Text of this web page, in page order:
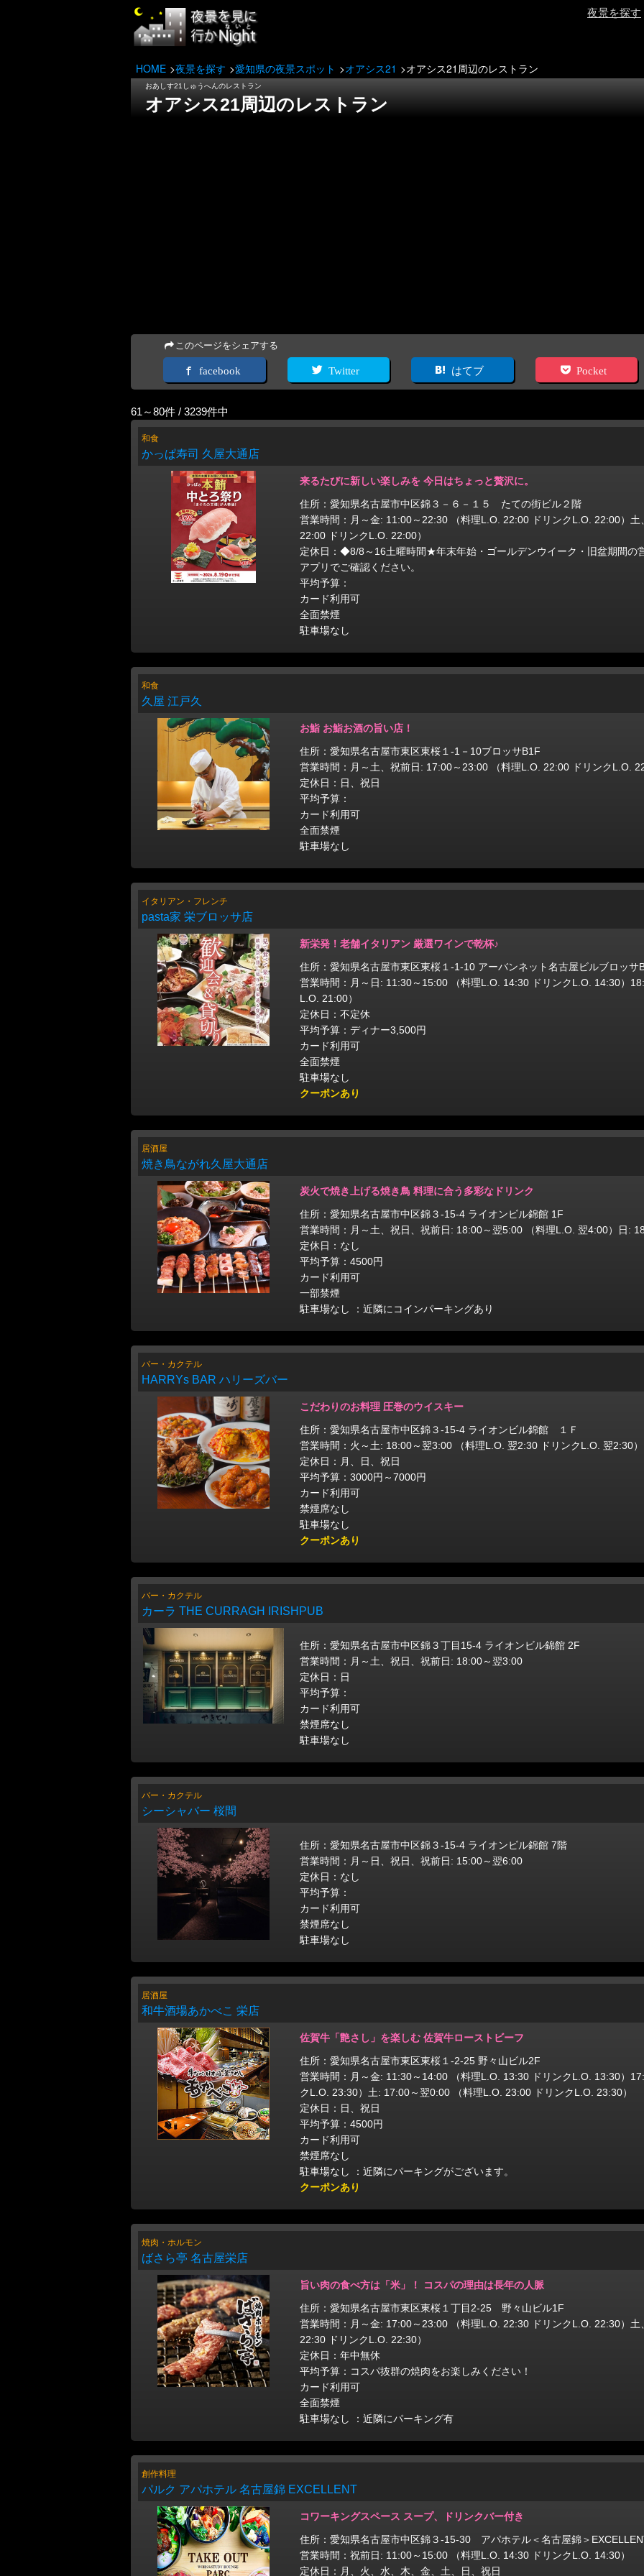
夜景を探す
HOME 夜景を探す 愛知県の夜景スポット オアシス21 オアシス21周辺のレストラン
おあしす21しゅうへんのレストラン
オアシス21周辺のレストラン
このページをシェアする
facebook Twitter はてブ Pocket
61～80件 / 3239件中
和食
かっぱ寿司 久屋大通店
来るたびに新しい楽しみを 今日はちょっと贅沢に。
住所：愛知県名古屋市中区錦３－６－１５ たての街ビル２階
営業時間：月～金: 11:00～22:30 （料理L.O. 22:00 ドリンクL.O. 22:00）
22:00 ドリンクL.O. 22:00）
定休日：◆8/8～16土曜時間★年末年始・ゴールデンウイーク・旧盆期間の
アプリでご確認ください。
平均予算：
カード利用可
全面禁煙
駐車場なし
和食
久屋 江戸久
お鮨 お鮨お酒の旨い店！
住所：愛知県名古屋市東区東桜１-1－10ブロッサB1F
営業時間：月～土、祝前日: 17:00～23:00 （料理L.O. 22:00 ドリンクL.O.
定休日：日、祝日
平均予算：
カード利用可
全面禁煙
駐車場なし
イタリアン・フレンチ
pasta家 栄ブロッサ店
新栄発！老舗イタリアン 厳選ワインで乾杯♪
住所：愛知県名古屋市東区東桜１-1-10 アーバンネット名古屋ビルブロッサ
営業時間：月～日: 11:30～15:00 （料理L.O. 14:30 ドリンクL.O. 14:30）
L.O. 21:00）
定休日：不定休
平均予算：ディナー3,500円
カード利用可
全面禁煙
駐車場なし
クーポンあり
居酒屋
焼き鳥ながれ久屋大通店
炭火で焼き上げる焼き鳥 料理に合う多彩なドリンク
住所：愛知県名古屋市中区錦３-15-4 ライオンビル錦館 1F
営業時間：月～土、祝日、祝前日: 18:00～翌5:00 （料理L.O. 翌4:00）日:
定休日：なし
平均予算：4500円
カード利用可
一部禁煙
駐車場なし ：近隣にコインパーキングあり
バー・カクテル
HARRYs BAR ハリーズバー
こだわりのお料理 圧巻のウイスキー
住所：愛知県名古屋市中区錦３‐15-4 ライオンビル錦館 １Ｆ
営業時間：火～土: 18:00～翌3:00 （料理L.O. 翌2:30 ドリンクL.O. 翌2:30）
定休日：月、日、祝日
平均予算：3000円～7000円
カード利用可
禁煙席なし
駐車場なし
クーポンあり
バー・カクテル
カーラ THE CURRAGH IRISHPUB
住所：愛知県名古屋市中区錦３丁目15-4 ライオンビル錦館 2F
営業時間：月～土、祝日、祝前日: 18:00～翌3:00
定休日：日
平均予算：
カード利用可
禁煙席なし
駐車場なし
バー・カクテル
シーシャバー 桜間
住所：愛知県名古屋市中区錦３-15-4 ライオンビル錦館 7階
営業時間：月～日、祝日、祝前日: 15:00～翌6:00
定休日：なし
平均予算：
カード利用可
禁煙席なし
駐車場なし
居酒屋
和牛酒場あかべこ 栄店
佐賀牛「艶さし」を楽しむ 佐賀牛ローストビーフ
住所：愛知県名古屋市東区東桜１-2-25 野々山ビル2F
営業時間：月～金: 11:30～14:00 （料理L.O. 13:30 ドリンクL.O. 13:30）
クL.O. 23:30）土: 17:00～翌0:00 （料理L.O. 23:00 ドリンクL.O. 23:30）
定休日：日、祝日
平均予算：4500円
カード利用可
禁煙席なし
駐車場なし ：近隣にパーキングがございます。
クーポンあり
焼肉・ホルモン
ばさら亭 名古屋栄店
旨い肉の食べ方は「米」！ コスパの理由は長年の人脈
住所：愛知県名古屋市東区東桜１丁目2-25 野々山ビル1F
営業時間：月～金: 17:00～23:00 （料理L.O. 22:30 ドリンクL.O. 22:30）
22:30 ドリンクL.O. 22:30）
定休日：年中無休
平均予算：コスパ抜群の焼肉をお楽しみください！
カード利用可
全面禁煙
駐車場なし ：近隣にパーキング有
創作料理
パルク アパホテル 名古屋錦 EXCELLENT
コワーキングスペース スープ、ドリンクバー付き
住所：愛知県名古屋市中区錦３-15-30 アパホテル＜名古屋錦＞
営業時間：祝前日: 11:00～15:00 （料理L.O. 14:30 ドリンクL.O. 14:30）
定休日：月、火、水、木、金、土、日、祝日